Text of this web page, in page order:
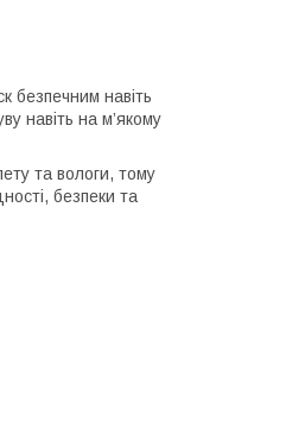
безпечним навіть
навіть на м’якому
та вологи, тому
безпеки та